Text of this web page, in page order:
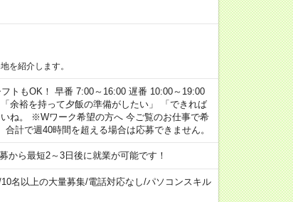
を紹介します。
トもOK！ 早番 7:00～16:00 遅番 10:00～19:00
余裕を持って夕飯の準備がしたい」 「できれば
ね。 ※Wワーク希望の方へ 今ご覧のお仕事で希
計で週40時間を超える場合は応募できません。
から最短2～3日後に就業が可能です！
10名以上の大量募集/電話対応なし/パソコンスキル